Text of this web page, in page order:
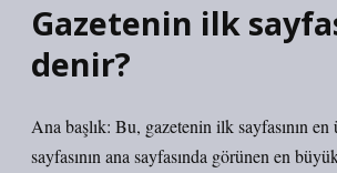
Gazetenin ilk
denir?
Ana başlık: Bu, gazetenin ilk sayfasının en
sayfasının ana sayfasında görünen en